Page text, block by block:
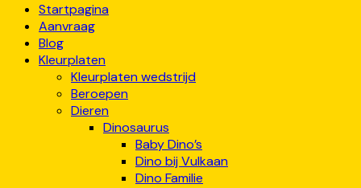
Startpagina
Aanvraag
Blog
Kleurplaten
Kleurplaten wedstrijd
Beroepen
Dieren
Dinosaurus
Baby Dino’s
Dino bij Vulkaan
Dino Familie